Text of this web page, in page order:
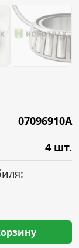
07096910A
4 шт.